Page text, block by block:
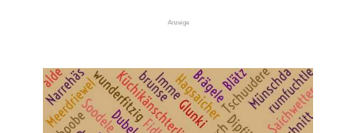
Anzeige